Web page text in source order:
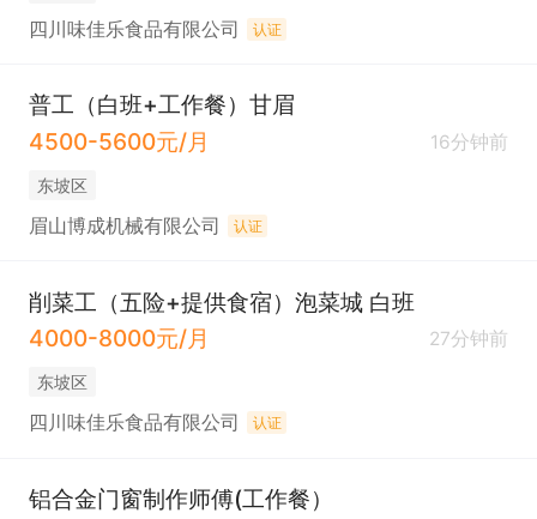
四川味佳乐食品有限公司 认证
普工（白班+工作餐）甘眉
4500-5600元/月
16分钟前
东坡区
眉山博成机械有限公司 认证
削菜工（五险+提供食宿）泡菜城 白班
4000-8000元/月
27分钟前
东坡区
四川味佳乐食品有限公司 认证
铝合金门窗制作师傅(工作餐）